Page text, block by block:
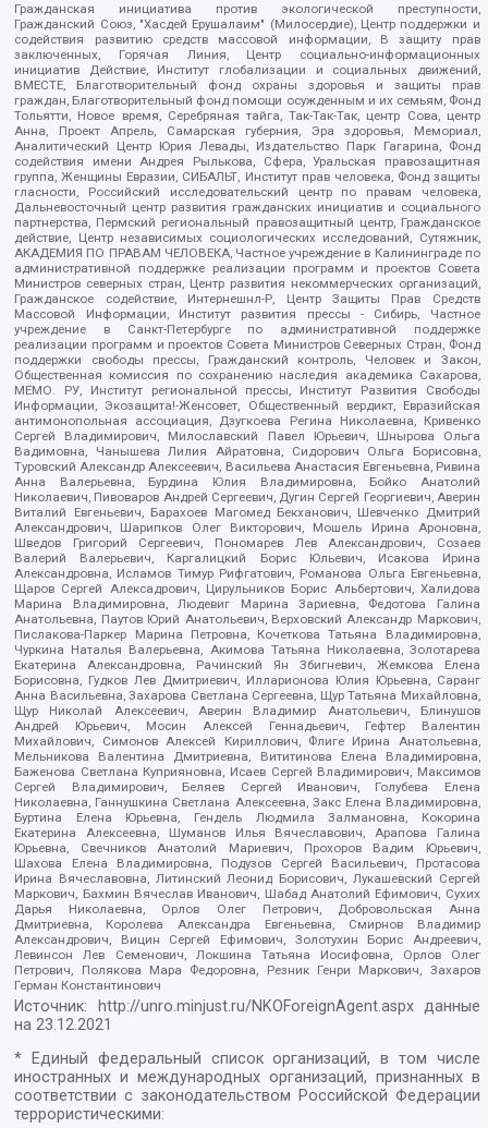
Гражданская инициатива против экологической преступности,
Гражданский Союз, "Хасдей Ерушалаим" (Милосердие), Центр поддержки и
содействия развитию средств массовой информации, В защиту прав
заключенных, Горячая Линия, Центр социально-информационных
инициатив Действие, Институт глобализации и социальных движений,
ВМЕСТЕ, Благотворительный фонд охраны здоровья и защиты прав
граждан, Благотворительный фонд помощи осужденным и их семьям, Фонд
Тольятти, Новое время, Серебряная тайга, Так-Так-Так, центр Сова, центр
Анна, Проект Апрель, Самарская губерния, Эра здоровья, Мемориал,
Аналитический Центр Юрия Левады, Издательство Парк Гагарина, Фонд
содействия имени Андрея Рылькова, Сфера, Уральская правозащитная
группа, Женщины Евразии, СИБАЛЬТ, Институт прав человека, Фонд защиты
гласности, Российский исследовательский центр по правам человека,
Дальневосточный центр развития гражданских инициатив и социального
партнерства, Пермский региональный правозащитный центр, Гражданское
действие, Центр независимых социологических исследований, Сутяжник,
АКАДЕМИЯ ПО ПРАВАМ ЧЕЛОВЕКА, Частное учреждение в Калининграде по
административной поддержке реализации программ и проектов Совета
Министров северных стран, Центр развития некоммерческих организаций,
Гражданское содействие, Интернешнл-Р, Центр Защиты Прав Средств
Массовой Информации, Институт развития прессы - Сибирь, Частное
учреждение в Санкт-Петербурге по административной поддержке
реализации программ и проектов Совета Министров Северных Стран, Фонд
поддержки свободы прессы, Гражданский контроль, Человек и Закон,
Общественная комиссия по сохранению наследия академика Сахарова,
МЕМО. РУ, Институт региональной прессы, Институт Развития Свободы
Информации, Экозащита!-Женсовет, Общественный вердикт, Евразийская
антимонопольная ассоциация, Дзугкоева Регина Николаевна, Кривенко
Сергей Владимирович, Милославский Павел Юрьевич, Шнырова Ольга
Вадимовна, Чанышева Лилия Айратовна, Сидорович Ольга Борисовна,
Туровский Александр Алексеевич, Васильева Анастасия Евгеньевна, Ривина
Анна Валерьевна, Бурдина Юлия Владимировна, Бойко Анатолий
Николаевич, Пивоваров Андрей Сергеевич, Дугин Сергей Георгиевич, Аверин
Виталий Евгеньевич, Барахоев Магомед Бекханович, Шевченко Дмитрий
Александрович, Шарипков Олег Викторович, Мошель Ирина Ароновна,
Шведов Григорий Сергеевич, Пономарев Лев Александрович, Созаев
Валерий Валерьевич, Каргалицкий Борис Юльевич, Исакова Ирина
Александровна, Исламов Тимур Рифгатович, Романова Ольга Евгеньевна,
Щаров Сергей Алексадрович, Цирульников Борис Альбертович, Халидова
Марина Владимировна, Людевиг Марина Зариевна, Федотова Галина
Анатольевна, Паутов Юрий Анатольевич, Верховский Александр Маркович,
Пислакова-Паркер Марина Петровна, Кочеткова Татьяна Владимировна,
Чуркина Наталья Валерьевна, Акимова Татьяна Николаевна, Золотарева
Екатерина Александровна, Рачинский Ян Збигневич, Жемкова Елена
Борисовна, Гудков Лев Дмитриевич, Илларионова Юлия Юрьевна, Саранг
Анна Васильевна, Захарова Светлана Сергеевна, Щур Татьяна Михайловна,
Щур Николай Алексеевич, Аверин Владимир Анатольевич, Блинушов
Андрей Юрьевич, Мосин Алексей Геннадьевич, Гефтер Валентин
Михайлович, Симонов Алексей Кириллович, Флиге Ирина Анатольевна,
Мельникова Валентина Дмитриевна, Вититинова Елена Владимировна,
Баженова Светлана Куприяновна, Исаев Сергей Владимирович, Максимов
Сергей Владимирович, Беляев Сергей Иванович, Голубева Елена
Николаевна, Ганнушкина Светлана Алексеевна, Закс Елена Владимировна,
Буртина Елена Юрьевна, Гендель Людмила Залмановна, Кокорина
Екатерина Алексеевна, Шуманов Илья Вячеславович, Арапова Галина
Юрьевна, Свечников Анатолий Мариевич, Прохоров Вадим Юрьевич,
Шахова Елена Владимировна, Подузов Сергей Васильевич, Протасова
Ирина Вячеславовна, Литинский Леонид Борисович, Лукашевский Сергей
Маркович, Бахмин Вячеслав Иванович, Шабад Анатолий Ефимович, Сухих
Дарья Николаевна, Орлов Олег Петрович, Добровольская Анна
Дмитриевна, Королева Александра Евгеньевна, Смирнов Владимир
Александрович, Вицин Сергей Ефимович, Золотухин Борис Андреевич,
Левинсон Лев Семенович, Локшина Татьяна Иосифовна, Орлов Олег
Петрович, Полякова Мара Федоровна, Резник Генри Маркович, Захаров
Герман Константинович
Источник: http://unro.minjust.ru/NKOForeignAgent.aspxданные
на23.12.2021
* Единый федеральный список организаций, в том числе
иностранных и международных организаций, признанных в
соответствии с законодательством Российской Федерации
террористическими: